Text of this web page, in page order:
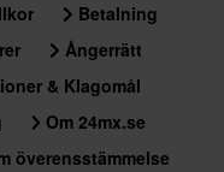
Betalning
Ångerrätt
& Klagomål
Om 24mx.se
överensstämmelse